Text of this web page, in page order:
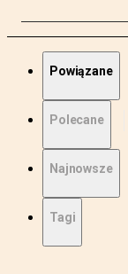
Powiązane
Polecane
Najnowsze
Tagi